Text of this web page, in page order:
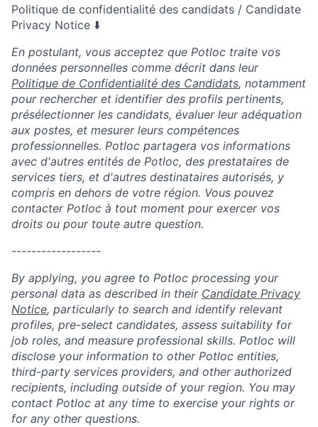
Politique de confidentialité des candidats / Candidate
Privacy Notice ⬇️
En postulant, vous acceptez que Potloc traite vos
données personnelles comme décrit dans leur
Politique de Confidentialité des Candidats, notamment
pour rechercher et identifier des profils pertinents,
présélectionner les candidats, évaluer leur adéquation
aux postes, et mesurer leurs compétences
professionnelles. Potloc partagera vos informations
avec d'autres entités de Potloc, des prestataires de
services tiers, et d'autres destinataires autorisés, y
compris en dehors de votre région. Vous pouvez
contacter Potloc à tout moment pour exercer vos
droits ou pour toute autre question.
------------------
By applying, you agree to Potloc processing your
personal data as described in their Candidate Privacy
Notice, particularly to search and identify relevant
profiles, pre-select candidates, assess suitability for
job roles, and measure professional skills. Potloc will
disclose your information to other Potloc entities,
third-party services providers, and other authorized
recipients, including outside of your region. You may
contact Potloc at any time to exercise your rights or
for any other questions.